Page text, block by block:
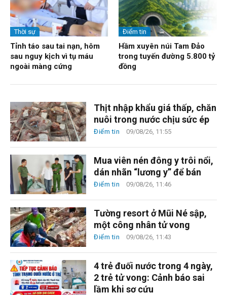
Thời sự
Tỉnh táo sau tai nạn, hôm
sau nguy kịch vì tụ máu
ngoài màng cứng
Điểm tin
Hầm xuyên núi Tam Đảo
trong tuyến đường 5.800 tỷ
đồng
Thịt nhập khẩu giá thấp, chăn
nuôi trong nước chịu sức ép
Điểm tin 09/08/26, 11:55
Mua viên nén đông y trôi nổi,
dán nhãn “lương y” để bán
Điểm tin 09/08/26, 11:46
Tường resort ở Mũi Né sập,
một công nhân tử vong
Điểm tin 09/08/26, 11:43
4 trẻ đuối nước trong 4 ngày,
2 trẻ tử vong: Cảnh báo sai
lầm khi sơ cứu